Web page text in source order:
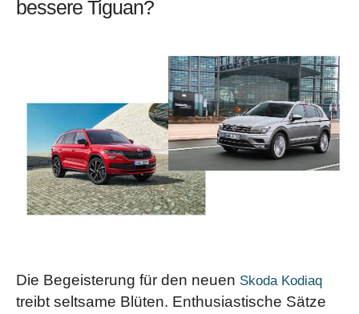
bessere Tiguan?
Die Begeisterung für den neuen Skoda Kodiaq
treibt seltsame Blüten. Enthusiastische Sätze